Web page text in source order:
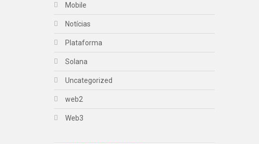
Mobile
Notícias
Plataforma
Solana
Uncategorized
web2
Web3